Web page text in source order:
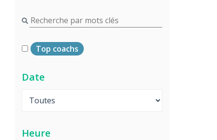
Top coachs
Date
Heure